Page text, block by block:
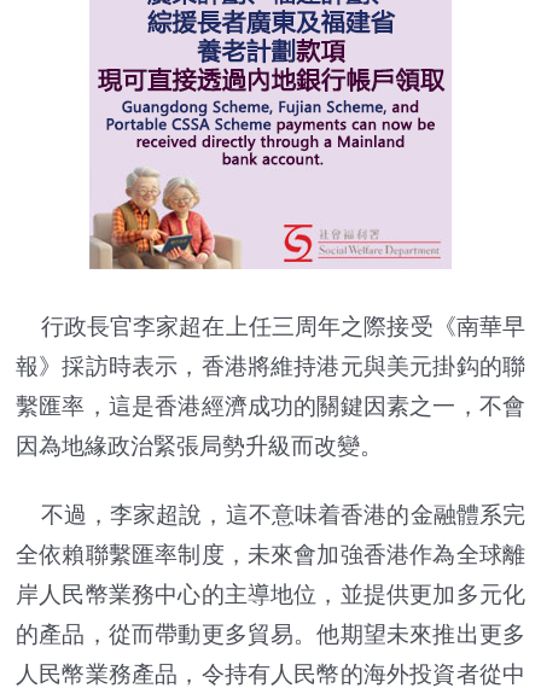
行政長官李家超在上任三周年之際接受《南華早
報》採訪時表示，香港將維持港元與美元掛鈎的聯
繫匯率，這是香港經濟成功的關鍵因素之一，不會
因為地緣政治緊張局勢升級而改變。
不過，李家超說，這不意味着香港的金融體系完
全依賴聯繫匯率制度，未來會加強香港作為全球離
岸人民幣業務中心的主導地位，並提供更加多元化
的產品，從而帶動更多貿易。他期望未來推出更多
人民幣業務產品，令持有人民幣的海外投資者從中